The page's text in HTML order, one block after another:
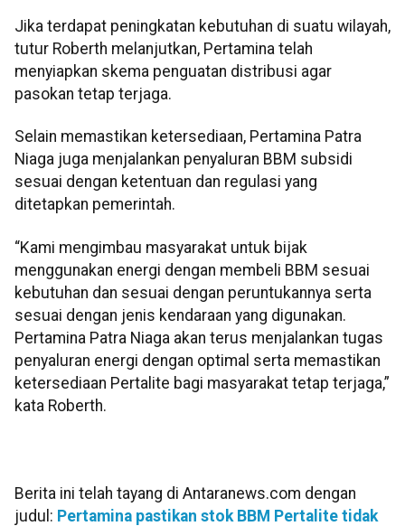
Jika terdapat peningkatan kebutuhan di suatu wilayah,
tutur Roberth melanjutkan, Pertamina telah
menyiapkan skema penguatan distribusi agar
pasokan tetap terjaga.
Selain memastikan ketersediaan, Pertamina Patra
Niaga juga menjalankan penyaluran BBM subsidi
sesuai dengan ketentuan dan regulasi yang
ditetapkan pemerintah.
“Kami mengimbau masyarakat untuk bijak
menggunakan energi dengan membeli BBM sesuai
kebutuhan dan sesuai dengan peruntukannya serta
sesuai dengan jenis kendaraan yang digunakan.
Pertamina Patra Niaga akan terus menjalankan tugas
penyaluran energi dengan optimal serta memastikan
ketersediaan Pertalite bagi masyarakat tetap terjaga,”
kata Roberth.
Berita ini telah tayang di Antaranews.com dengan
judul: Pertamina pastikan stok BBM Pertalite tidak